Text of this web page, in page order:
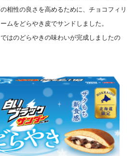
相性の良さを高めるために、チョコフィリ
ムをどらやき皮でサンドしました。
はのどらやきの味わいが完成しましたの